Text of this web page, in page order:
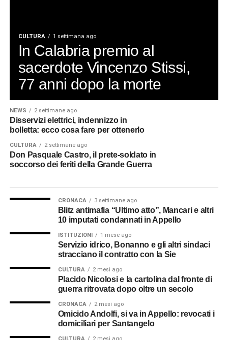
CULTURA 1 settimana ago
In Calabria premio al
sacerdote Vincenzo Stissi,
77 anni dopo la morte
NEWS 2 settimane ago
Disservizi elettrici, indennizzo in
bolletta: ecco cosa fare per ottenerlo
CULTURA 2 settimane ago
Don Pasquale Castro, il prete-soldato in
soccorso dei feriti della Grande Guerra
CRONACA 3 settimane ago
Blitz antimafia “Ultimo atto”, Mancari e altri
10 imputati condannati in Appello
ISTITUZIONI 1 mese ago
Servizio idrico, Bonanno e gli altri sindaci
stracciano il contratto con la Sie
CULTURA 2 mesi ago
Placido Nicolosi e la cartolina dal fronte di
guerra ritrovata dopo oltre un secolo
CRONACA 2 mesi ago
Omicido Andolfi, si va in Appello: revocati i
domiciliari per Santangelo
CULTURA 2 mesi ago